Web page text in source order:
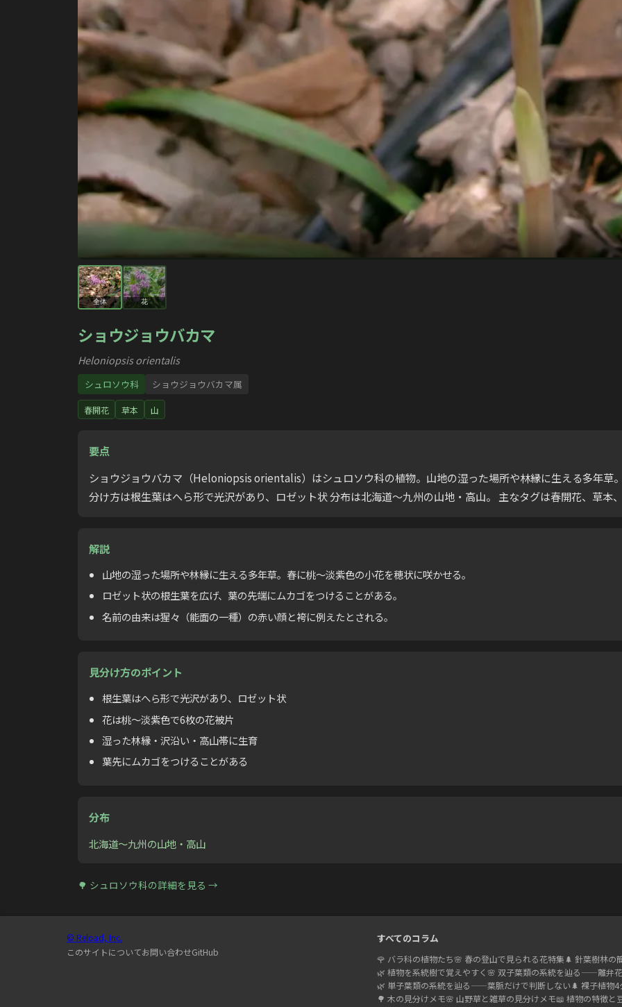
全体 花
ショウジョウバカマ
Heloniopsis orientalis
シュロソウ科 ショウジョウバカマ属
春開花 草本 山
要点
ショウジョウバカマ（Heloniopsis orientalis）はシュロソウ科の植物。山地の湿った場所や林縁に生える多年草
分け方は根生葉はへら形で光沢があり、ロゼット状 分布は北海道〜九州の山地・高山。 主なタグは春開花、草本
解説
山地の湿った場所や林縁に生える多年草。春に桃〜淡紫色の小花を穂状に咲かせる。
ロゼット状の根生葉を広げ、葉の先端にムカゴをつけることがある。
名前の由来は猩々（能面の一種）の赤い顔と袴に例えたとされる。
見分け方のポイント
根生葉はへら形で光沢があり、ロゼット状
花は桃〜淡紫色で6枚の花被片
湿った林縁・沢沿い・高山帯に生育
葉先にムカゴをつけることがある
分布
北海道〜九州の山地・高山
🌳 シュロソウ科の詳細を見る →
© Reload, Inc.
このサイトについてお問い合わせGitHub
すべてのコラム
🌹 バラ科の植物たち🌸 春の登山で見られる花特集🌲 針葉樹林の
🌿 植物を系統樹で覚えやすく 🌸 双子葉類の系統を辿る——離弁
🌿 単子葉類の系統を辿る——葉脈だけで判断しない🌲 裸子植物4
🌳 木の見分けメモ🌸 山野草と雑草の見分けメモ📖 植物の特徴と